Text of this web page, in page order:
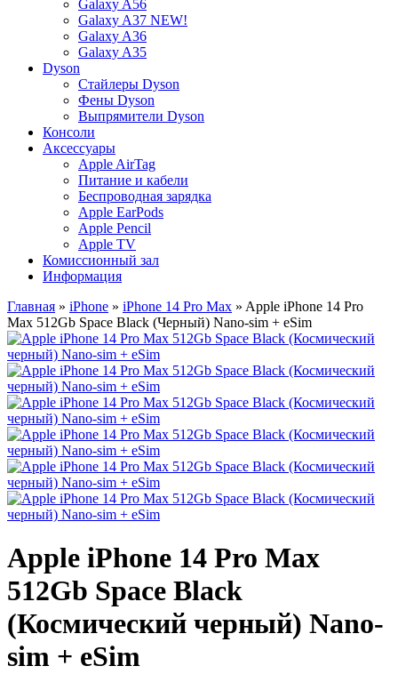
Galaxy A56
Galaxy A37 NEW!
Galaxy A36
Galaxy A35
Dyson
Стайлеры Dyson
Фены Dyson
Выпрямители Dyson
Консоли
Аксессуары
Apple AirTag
Питание и кабели
Беспроводная зарядка
Apple EarPods
Apple Pencil
Apple TV
Комиссионный зал
Информация
Главная » iPhone » iPhone 14 Pro Max » Apple iPhone 14 Pro
Max 512Gb Space Black (Черный) Nano-sim + eSim
Apple iPhone 14 Pro Max
512Gb Space Black
(Космический черный) Nano-
sim + eSim